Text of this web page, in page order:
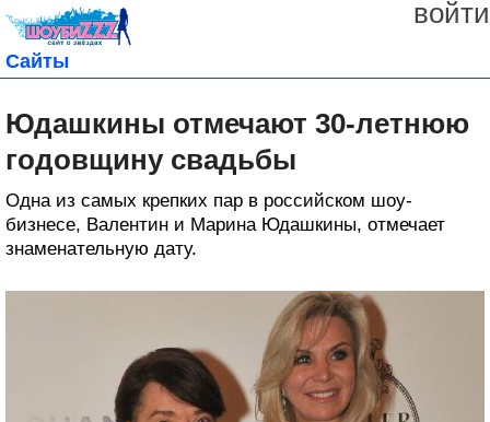
войти
Сайты
Юдашкины отмечают 30-летнюю
годовщину свадьбы
Одна из самых крепких пар в российском шоу-
бизнесе, Валентин и Марина Юдашкины, отмечает
знаменательную дату.